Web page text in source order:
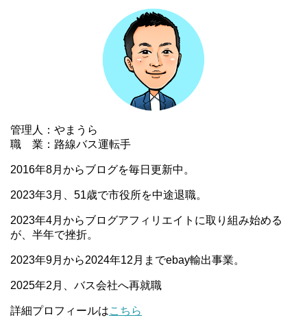
管理人：やまうら
職 業：路線バス運転手
2016年8月からブログを毎日更新中。
2023年3月、51歳で市役所を中途退職。
2023年4月からブログアフィリエイトに取り組み始める
が、半年で挫折。
2023年9月から2024年12月までebay輸出事業。
2025年2月、バス会社へ再就職
詳細プロフィールはこちら